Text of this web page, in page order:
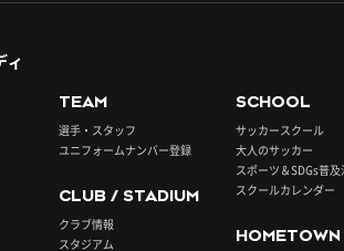
ィ
TEAM
選手・スタッフ
ユニフォームナンバー登録
CLUB / STADIUM
クラブ情報
スタジアム
SCHOOL
サッカースクール
大人のサッカー
スポーツ＆SDGs普及
スクールカレンダー
HOMETOWN